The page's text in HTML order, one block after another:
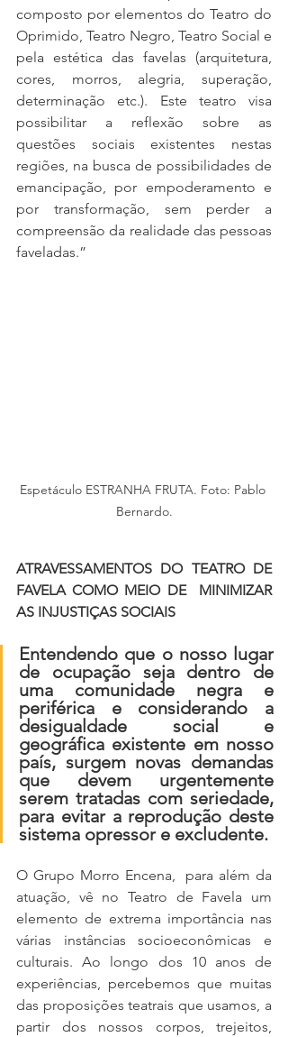
composto por elementos do Teatro do
Oprimido, Teatro Negro, Teatro Social e
pela estética das favelas (arquitetura,
cores, morros, alegria, superação,
determinação etc.). Este teatro visa
possibilitar a reflexão sobre as
questões sociais existentes nestas
regiões, na busca de possibilidades de
emancipação, por empoderamento e
por transformação, sem perder a
compreensão da realidade das pessoas
faveladas.”
Espetáculo ESTRANHA FRUTA. Foto: Pablo
Bernardo.
ATRAVESSAMENTOS DO TEATRO DE
FAVELA COMO MEIO DE  MINIMIZAR
AS INJUSTIÇAS SOCIAIS
Entendendo que o nosso lugar
de ocupação seja dentro de
uma comunidade negra e
periférica e considerando a
desigualdade social e
geográfica existente em nosso
país, surgem novas demandas
que devem urgentemente
serem tratadas com seriedade,
para evitar a reprodução deste
sistema opressor e excludente.
O Grupo Morro Encena,  para além da
atuação, vê no Teatro de Favela um
elemento de extrema importância nas
várias instâncias socioeconômicas e
culturais. Ao longo dos 10 anos de
experiências, percebemos que muitas
das proposições teatrais que usamos, a
partir dos nossos corpos, trejeitos,